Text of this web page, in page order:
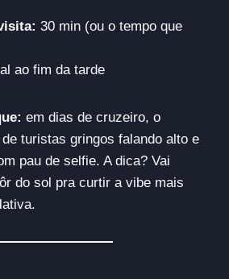
30 min (ou o tempo que
ao fim da tarde
em dias de cruzeiro, o
turistas gringos falando alto e
pau de selfie. A dica? Vai
do sol pra curtir a vibe mais